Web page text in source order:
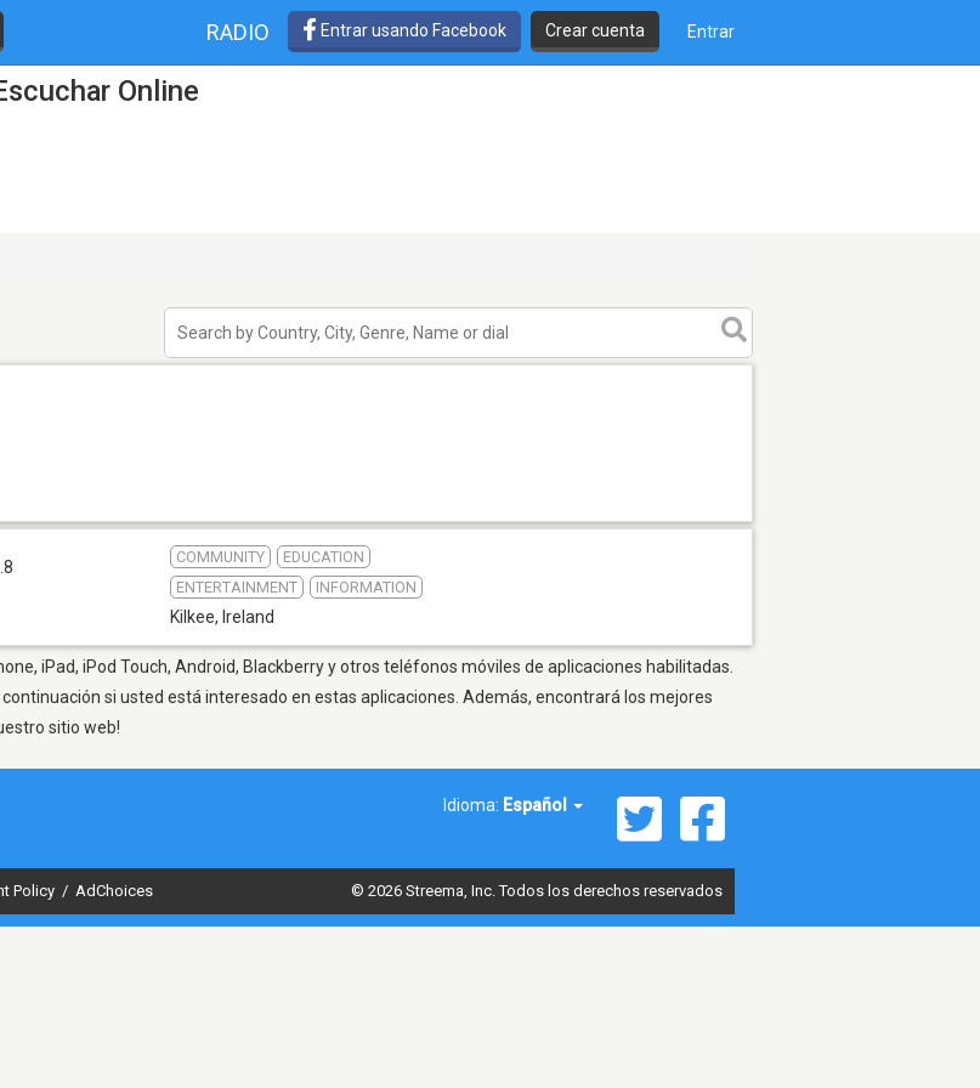
RADIO Entrar usando Facebook Crear cuenta Entrar
Online
COMMUNITY
EDUCATION
ENTERTAINMENT
INFORMATION
Kilkee, Ireland
iPad, iPod Touch, Android, Blackberry y otros teléfonos móviles de aplicaciones habilitadas.
si usted está interesado en estas aplicaciones. Además, encontrará los mejores
sitio web!
Idioma: Español
Policy / AdChoices © 2026 Streema, Inc. Todos los derechos reservados